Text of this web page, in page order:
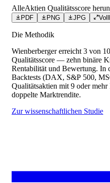
AlleAktien Qualitätsscore
PDF PNG JPG
Die Methodik
Wienberbergererreicht 3 von
Qualitätsscore — zehn binäre
Rentabilität und Bewertung. In
Backtests (DAX, S&P 500,
Qualitätsaktien mit 9 oder
doppelte Marktrendite.
Zur wissenschaftlichen Studie